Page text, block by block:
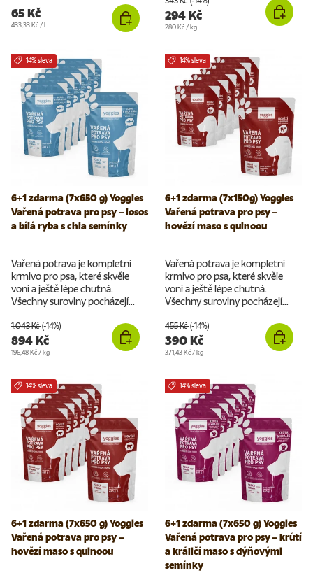
65 Kč
Cena za jednotku
433,33 Kč /l
294 Kč
Cena za jednotku
280 Kč /kg
14% sleva
6+1 zdarma (7x650 g) Yoggies
Vařená potrava pro psy – losos
a bílá ryba s chia semínky
Vařená potrava je kompletní
krmivo pro psa, které skvěle
voní a ještě lépe chutná.
Všechny suroviny pocházejí...
1.043 Kč(-14%)
894 Kč
Cena za jednotku
196,48 Kč /kg
14% sleva
6+1 zdarma (7x150g) Yoggies
Vařená potrava pro psy –
hovězí maso s quinoou
Vařená potrava je kompletní
krmivo pro psa, které skvěle
voní a ještě lépe chutná.
Všechny suroviny pocházejí...
455 Kč(-14%)
390 Kč
Cena za jednotku
371,43 Kč /kg
14% sleva
6+1 zdarma (7x650 g) Yoggies
Vařená potrava pro psy –
hovězí maso s quinoou
14% sleva
6+1 zdarma (7x650 g) Yoggies
Vařená potrava pro psy – krůtí
a králičí maso s dýňovými
semínky